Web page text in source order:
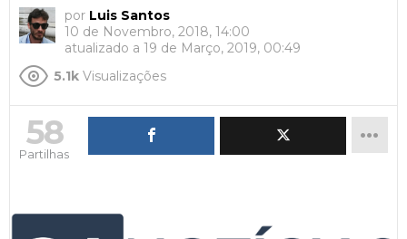
por Luis Santos
10 de Novembro, 2018, 14:00
atualizado a 19 de Março, 2019, 00:49
5.1k Visualizações
58
Partilhas